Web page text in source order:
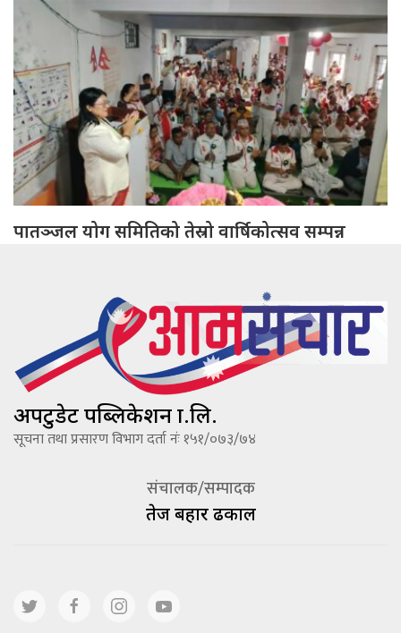
पातञ्जल योग समितिको तेस्रो वार्षिकोत्सव सम्पन्न
अपटुडेट पब्लिकेशन प्रा.लि.
सूचना तथा प्रसारण विभाग दर्ता नंः १५१/०७३/७४
संचालक/सम्पादक
तेज बहादूर ढकाल